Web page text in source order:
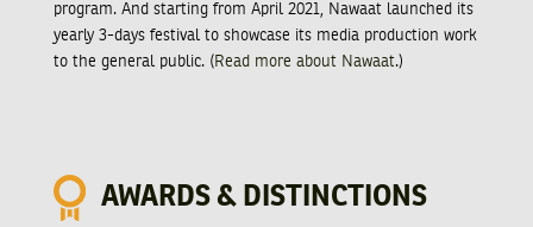
program. And starting from April 2021, Nawaat launched its
yearly 3-days festival to showcase its media production work
to the general public. ( Read more about Nawaat.)
AWARDS & DISTINCTIONS